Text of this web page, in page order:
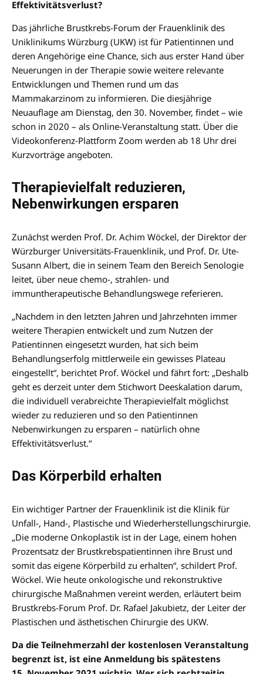
Effektivitätsverlust?
Das jährliche Brustkrebs-Forum der Frauenklinik des
Uniklinikums Würzburg (UKW) ist für Patientinnen und
deren Angehörige eine Chance, sich aus erster Hand über
Neuerungen in der Therapie sowie weitere relevante
Entwicklungen und Themen rund um das
Mammakarzinom zu informieren. Die diesjährige
Neuauflage am Dienstag, den 30. November, findet – wie
schon in 2020 – als Online-Veranstaltung statt. Über die
Videokonferenz-Plattform Zoom werden ab 18 Uhr drei
Kurzvorträge angeboten.
Therapievielfalt reduzieren,
Nebenwirkungen ersparen
Zunächst werden Prof. Dr. Achim Wöckel, der Direktor der
Würzburger Universitäts-Frauenklinik, und Prof. Dr. Ute-
Susann Albert, die in seinem Team den Bereich Senologie
leitet, über neue chemo-, strahlen- und
immuntherapeutische Behandlungswege referieren.
„Nachdem in den letzten Jahren und Jahrzehnten immer
weitere Therapien entwickelt und zum Nutzen der
Patientinnen eingesetzt wurden, hat sich beim
Behandlungserfolg mittlerweile ein gewisses Plateau
eingestellt“, berichtet Prof. Wöckel und fährt fort: „Deshalb
geht es derzeit unter dem Stichwort Deeskalation darum,
die individuell verabreichte Therapievielfalt möglichst
wieder zu reduzieren und so den Patientinnen
Nebenwirkungen zu ersparen – natürlich ohne
Effektivitätsverlust.“
Das Körperbild erhalten
Ein wichtiger Partner der Frauenklinik ist die Klinik für
Unfall-, Hand-, Plastische und Wiederherstellungschirurgie.
„Die moderne Onkoplastik ist in der Lage, einem hohen
Prozentsatz der Brustkrebspatientinnen ihre Brust und
somit das eigene Körperbild zu erhalten“, schildert Prof.
Wöckel. Wie heute onkologische und rekonstruktive
chirurgische Maßnahmen vereint werden, erläutert beim
Brustkrebs-Forum Prof. Dr. Rafael Jakubietz, der Leiter der
Plastischen und ästhetischen Chirurgie des UKW.
Da die Teilnehmerzahl der kostenlosen Veranstaltung
begrenzt ist, ist eine Anmeldung bis spätestens